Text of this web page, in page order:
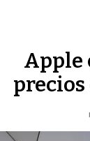
Apple